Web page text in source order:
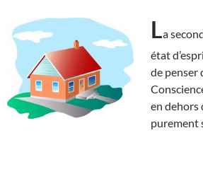
La
état
de penser
en
purement